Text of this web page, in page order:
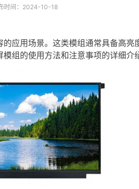
时间：2024-10-18
应用场景。这类模组通常具备高
模组的使用方法和注意事项的详细介